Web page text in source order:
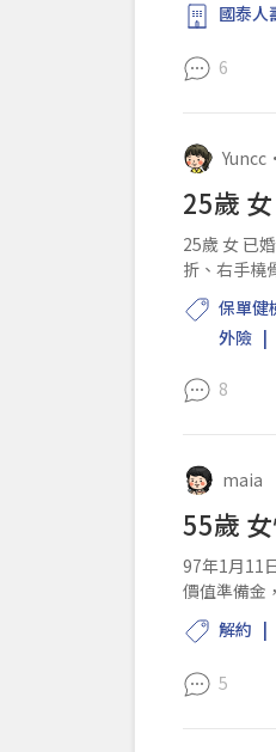
國泰人
6
Yuncc •
25歲
25歲 女 已婚 (今
折、右手橈
沒有領到
保單健
外險
8
maia
55歲
97年1月11
價值準備金
解約
5